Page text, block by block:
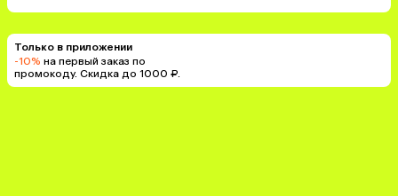
Только в приложении
-10% на первый заказ по
промокоду. Скидка до 1000 ₽.